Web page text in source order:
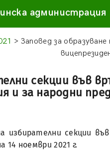
администрация
> Заповед за
секции във
и за народни
избирателни секции
14 ноември 2021 г.